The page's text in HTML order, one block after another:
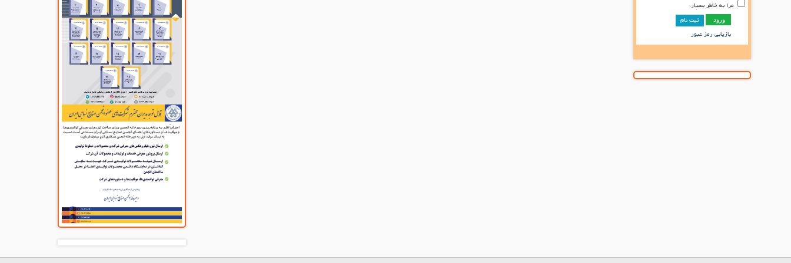
مرا به خاطر بسپار.
ثبت نام
بازیابی رمز عبور